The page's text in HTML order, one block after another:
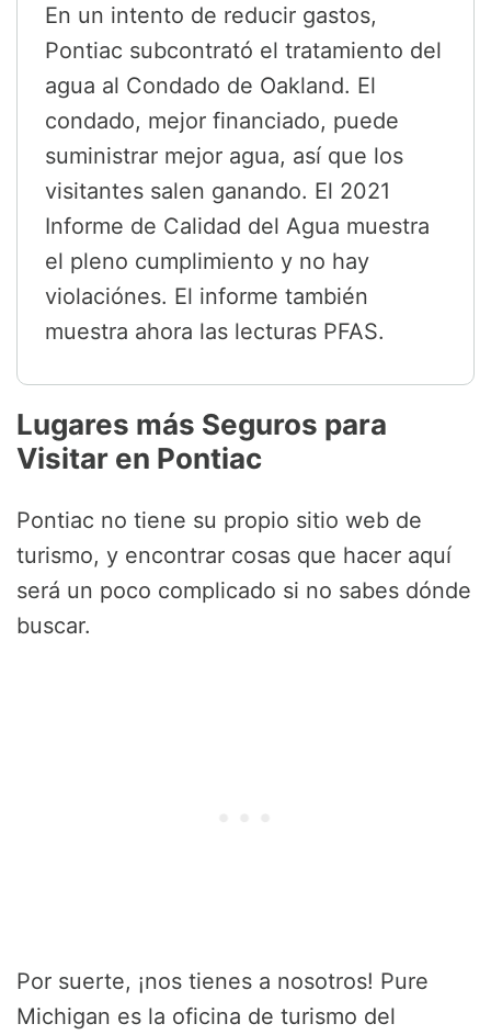
En un intento de reducir gastos,
Pontiac subcontrató el tratamiento del
agua al Condado de Oakland. El
condado, mejor financiado, puede
suministrar mejor agua, así que los
visitantes salen ganando. El 2021
Informe de Calidad del Agua muestra
el pleno cumplimiento y no hay
violaciónes. El informe también
muestra ahora las lecturas PFAS.
Lugares más Seguros para
Visitar en Pontiac
Pontiac no tiene su propio sitio web de
turismo, y encontrar cosas que hacer aquí
será un poco complicado si no sabes dónde
buscar.
Por suerte, ¡nos tienes a nosotros! Pure
Michigan es la oficina de turismo del